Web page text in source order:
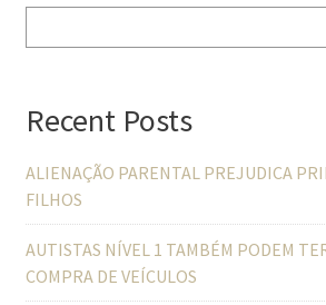
Recent Posts
ALIENAÇÃO PARENTAL PREJUDICA
FILHOS
AUTISTAS NÍVEL 1 TAMBÉM PODEM
COMPRA DE VEÍCULOS